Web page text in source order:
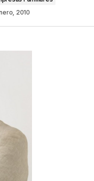
y web en
vez que
por
2010